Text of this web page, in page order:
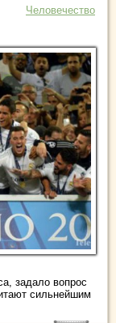
Человечество
задало вопрос
сильнейшим